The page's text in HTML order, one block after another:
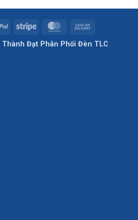
PayPal Stripe MasterCard
Delivery
Thành Đạt Phân Phối Đèn TLC